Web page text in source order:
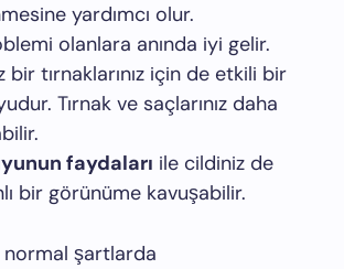
yardımcı olur.
olanlara anında iyi gelir.
bir tırnaklarınız için de etkili bir
Tırnak ve saçlarınız daha
faydaları ile cildiniz de
bir görünüme kavuşabilir.
normal şartlarda